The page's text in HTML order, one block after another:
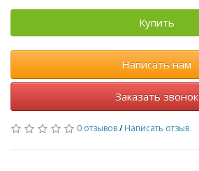
Купить
Написать нам
Заказать звонок
0 отзывов/Написать отзыв